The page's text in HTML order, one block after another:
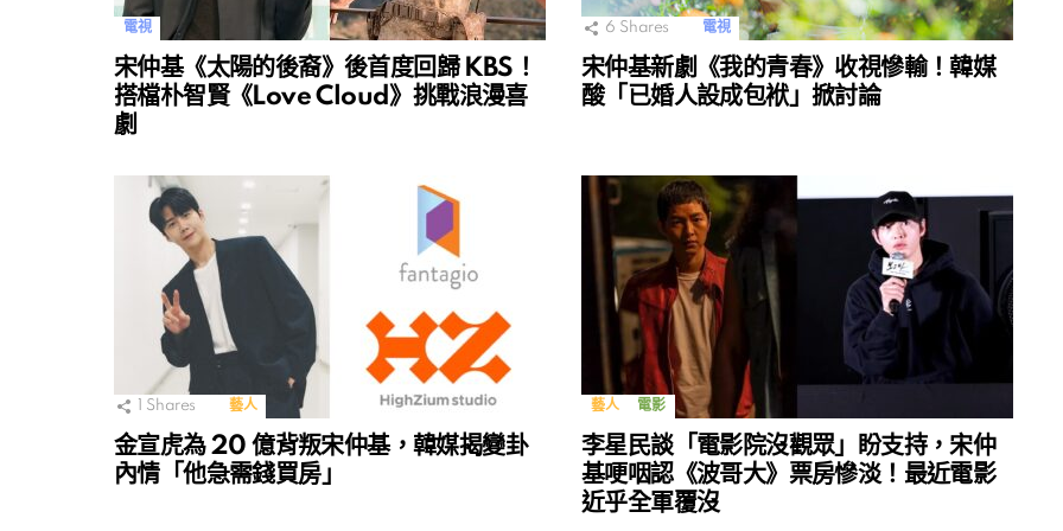
電視
宋仲基《太陽的後裔》後首度回歸 KBS！
搭檔朴智賢《Love Cloud》挑戰浪漫喜
劇
6 Shares 電視
宋仲基新劇《我的青春》收視慘輸！韓媒
酸「已婚人設成包袱」掀討論
Shares 藝人
金宣虎為 20 億背叛宋仲基，韓媒揭變卦
內情「他急需錢買房」
藝人 電影
李星民談「電影院沒觀眾」盼支持，宋仲
基哽咽認《波哥大》票房慘淡！最近電影
近乎全軍覆沒